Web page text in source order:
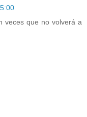
veces que no volverá a